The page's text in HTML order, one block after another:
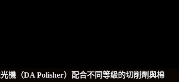
機（DA Polisher）配合不同等級的切削劑與棉